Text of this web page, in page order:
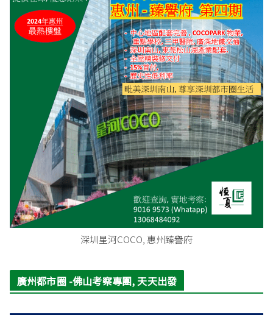
深圳星河COCO, 惠州臻譽府
廣州都市圈 -佛山考察專團, 天天出發